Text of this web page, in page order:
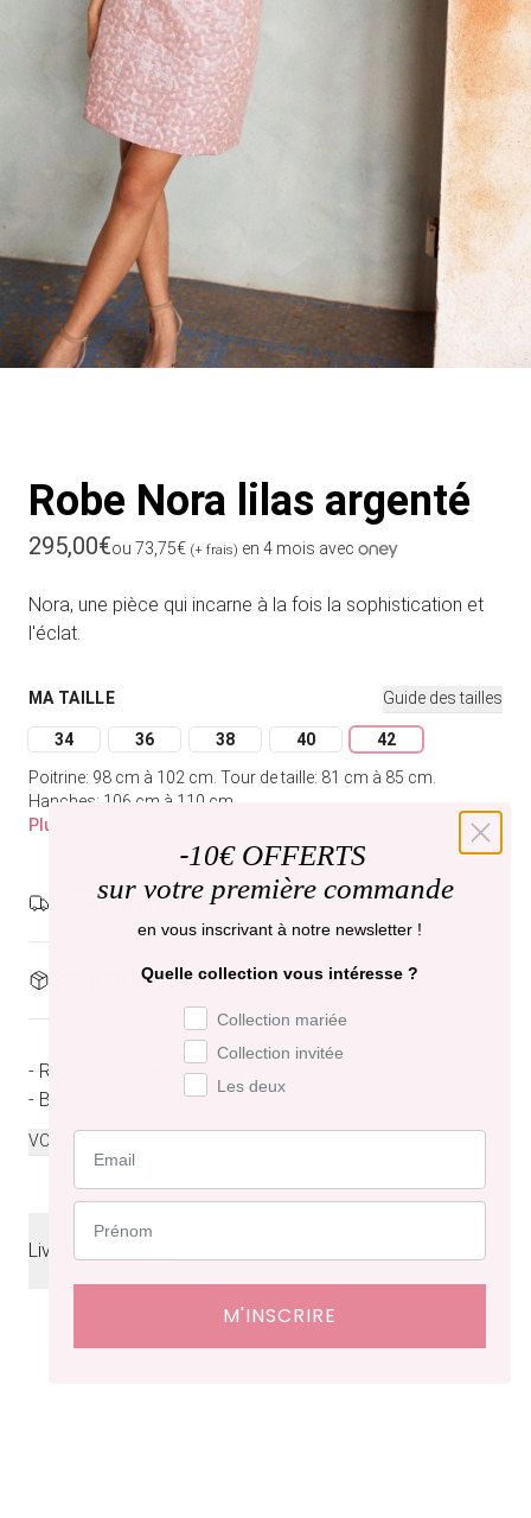
Robe Nora lilas argenté
Prix habituel
295,00€ou 73,75€ (+ frais) en 4 mois avec
Nora, une pièce qui incarne à la fois la sophistication et
l'éclat.
MA TAILLE Guide des tailles
34
Variante épuisée ou indisponible
36
Variante épuisée ou indisponible
38
Variante épuisée ou indisponible
40
Variante épuisée ou
42
Variante épuisée
Poitrine: 98 cm à 102 cm. Tour de taille: 81 cm à 85 cm.
Hanches: 106 cm à 110 cm.
Plus que 0 modèles disponibles
Ajouter au panier
Livraison gratuite,recevez-la jeudi .
Dispo en boutique Paris et Bruxelles
- Robe courte en jacquard
- Bustier avec découpes princesses et à décolleté...
VOIR PLUS
Livraison & retours
-10€ OFFERTS
sur votre première commande
en vous inscrivant à notre newsletter !
Quelle collection vous intéresse ?
Préférence de collection
Collection mariée
Collection invitée
Les deux
M'INSCRIRE